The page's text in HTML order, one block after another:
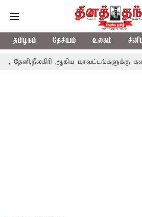
தமிழகம் தேசியம் உலகம்
ஆகிய மாவட்டங்களுக்கு கன